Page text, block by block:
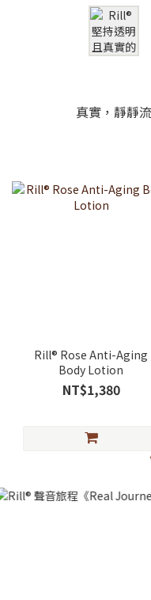
真實，靜靜
Rill® Rose Anti-Aging
Body Lotion
NT$1,380